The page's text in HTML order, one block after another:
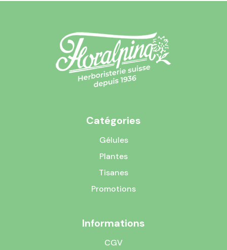
Catégories
Gélules
Plantes
Tisanes
Promotions
Informations
CGV